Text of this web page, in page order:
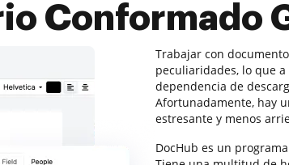
Conformado
Trabajar con
peculiaridades, lo que
dependencia de
Afortunadamente, hay
estresante y menos
DocHub es un